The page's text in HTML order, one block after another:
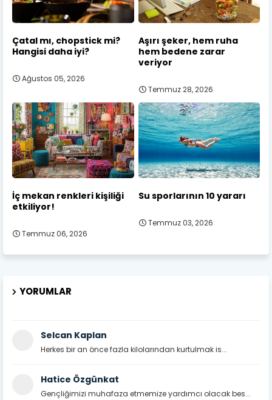
Çatal mı, chopstick mi?
Hangisi daha iyi?
Ağustos 05, 2026
Aşırı şeker, hem ruha
hem bedene zarar
veriyor
Temmuz 28, 2026
İç mekan renkleri kişiliği
etkiliyor!
Temmuz 06, 2026
Su sporlarının 10 yararı
Temmuz 03, 2026
YORUMLAR
Selcan Kaplan
Herkes bir an önce fazla kilolarından kurtulmak is...
Hatice Özgünkat
Gençliğimizi muhafaza etmemize yardımcı olacak bes...